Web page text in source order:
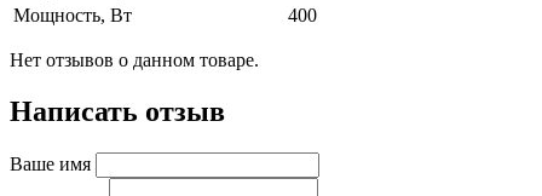
Мощность, Вт
400
Нет отзывов о данном товаре.
Написать отзыв
Ваше имя